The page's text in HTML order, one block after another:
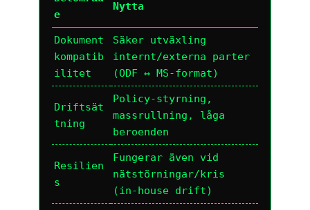
e
Nytta
Dokument
kompatib
ilitet
Säker utväxling
internt/externa parter
(ODF ↔ MS-format)
Driftsät
tning
Policy-styrning,
massrullning, låga
beroenden
Resilien
s
Fungerar även vid
nätstörningar/kris
(in-house drift)